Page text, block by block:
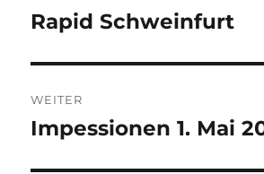
Vorheriger
Rapid Schweinfurt
WEITER
Nächster
Impessionen 1. Mai